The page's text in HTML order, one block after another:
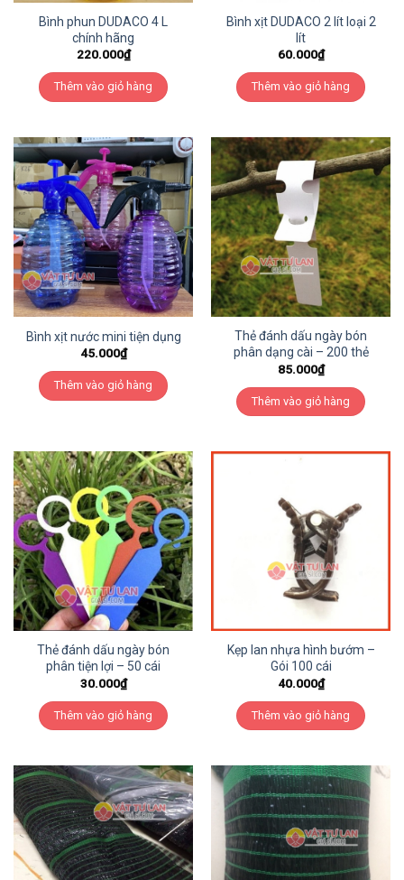
Bình phun DUDACO 4 L
chính hãng
220.000₫
Thêm vào giỏ hàng
Bình xịt DUDACO 2 lít loại 2
lít
60.000₫
Thêm vào giỏ hàng
Bình xịt nước mini tiện dụng
45.000₫
Thêm vào giỏ hàng
Thẻ đánh dấu ngày bón
phân dạng cài – 200 thẻ
85.000₫
Thêm vào giỏ hàng
Thẻ đánh dấu ngày bón
phân tiện lợi – 50 cái
30.000₫
Thêm vào giỏ hàng
Kẹp lan nhựa hình bướm –
Gói 100 cái
40.000₫
Thêm vào giỏ hàng